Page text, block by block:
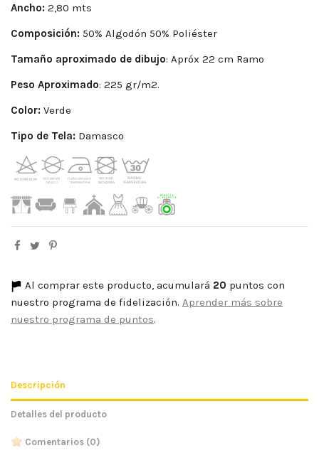
Ancho: 2,80 mts
Composición: 50% Algodón 50% Poliéster
Tamaño aproximado de dibujo: Apróx 22 cm Ramo
Peso Aproximado: 225 gr/m2.
Color: Verde
Tipo de Tela: Damasco
Al comprar este producto, acumulará 20 puntos con
nuestro programa de fidelización. Aprender más sobre
nuestro programa de puntos.
Descripción
Detalles del producto
Comentarios (0)